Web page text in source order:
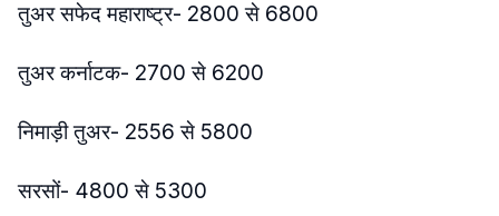
तुअर सफेद महाराष्ट्र- 2800 से 6800
तुअर कर्नाटक- 2700 से 6200
निमाड़ी तुअर- 2556 से 5800
सरसों- 4800 से 5300